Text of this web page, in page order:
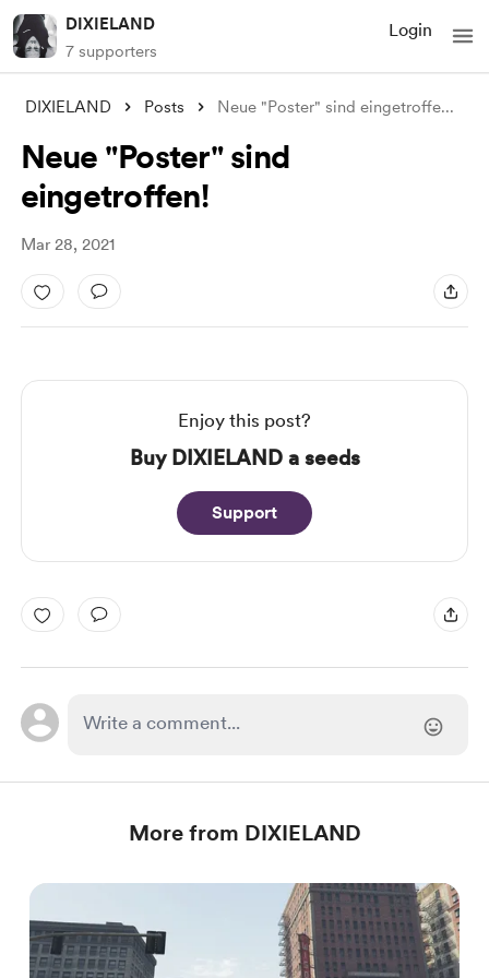
DIXIELAND
7 supporters
Login
DIXIELAND Posts Neue "Poster" sind eingetroffe...
Neue "Poster" sind
eingetroffen!
Mar 28, 2021
Enjoy this post?
Buy DIXIELAND a seeds
Support
More from DIXIELAND